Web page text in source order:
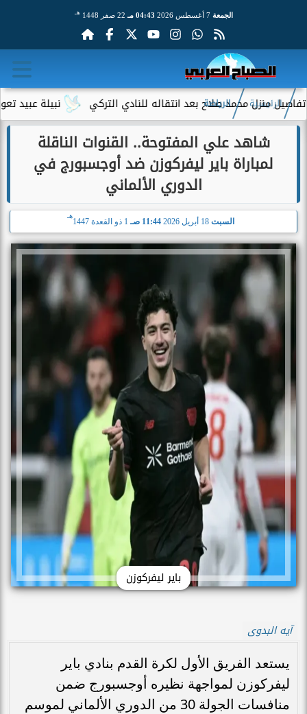
الجمعة 7 أغسطس 2026 04:43 مـ 22 صفر 1448 هـ
نبيلة عبيد تعود إلى صلاح بعد انتقاله للنادي التركي
الرئيسية الرياضة
شاهد علي المفتوحة.. القنوات الناقلة
لمباراة باير ليفركوزن ضد أوجسبورج في
الدوري الألماني
السبت 11:44 صـ 1 ذو القعدة 1447
هـ
باير ليفركوزن
آيه البدوى
يستعد الفريق الأول لكرة القدم بنادي باير
ليفركوزن لمواجهة نظيره أوجسبورج ضمن
منافسات الجولة 30 من الدوري الألماني لموسم